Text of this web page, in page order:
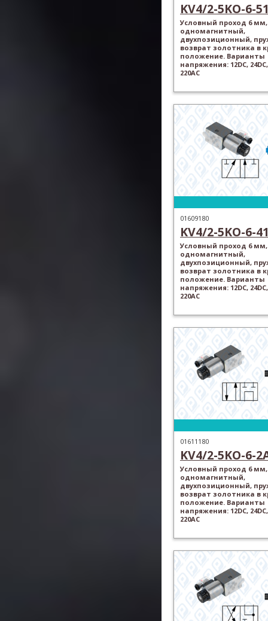
KV4/2-5KO-6-
Условный проход 6 мм,
одномагнитный,
двухпозиционный,
возврат золотника в
положение. Варианты
напряжения: 12DC, 24DC,
220AC
01609180
KV4/2-5KO-6-
Условный проход 6 мм,
одномагнитный,
двухпозиционный,
возврат золотника в
положение. Варианты
напряжения: 12DC, 24DC,
220AC
01611180
KV4/2-5KO-6-
Условный проход 6 мм,
одномагнитный,
двухпозиционный,
возврат золотника в
положение. Варианты
напряжения: 12DC, 24DC,
220AC